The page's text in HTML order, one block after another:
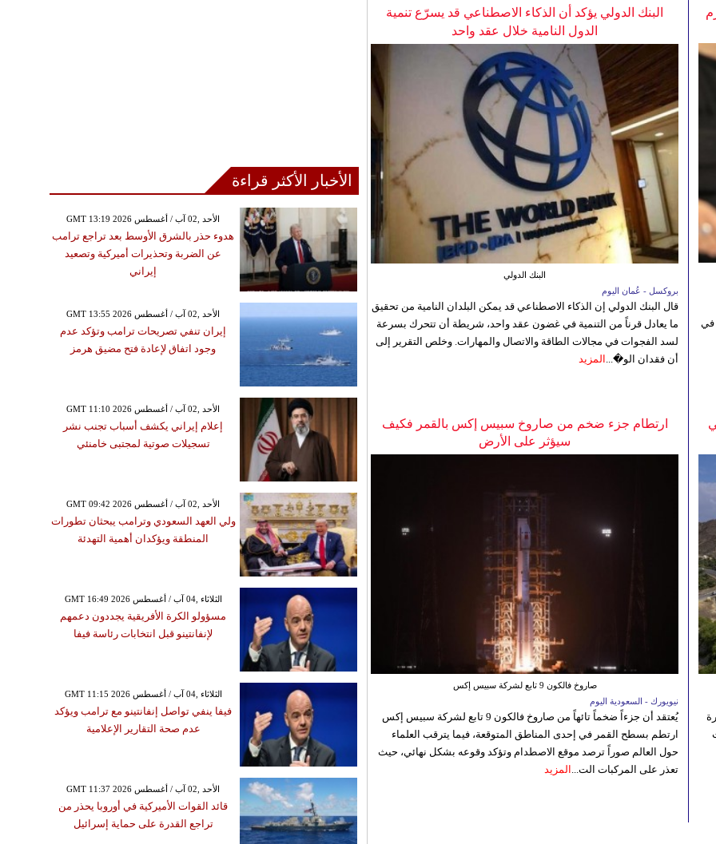
البنك الدولي يؤكد أن الذكاء الاصطناعي قد يسرّع تنمية
الدول النامية خلال عقد واحد
البنك الدولي
بروكسل - عُمان اليوم
قال البنك الدولي إن الذكاء الاصطناعي قد يمكن البلدان النامية من تحقيق
ما يعادل قرناً من التنمية في غضون عقد واحد، شريطة أن تتحرك بسرعة
لسد الفجوات في مجالات الطاقة والاتصال والمهارات. وخلص التقرير إلى
أن فقدان الو�... المزيد
في
ارتطام جزء ضخم من صاروخ سبيس إكس بالقمر فكيف
سيؤثر على الأرض
صاروخ فالكون 9 تابع لشركة سبيس إكس
نيويورك - السعودية اليوم
يُعتقد أن جزءاً ضخماً تائهاً من صاروخ فالكون 9 تابع لشركة سبيس إكس
ارتطم بسطح القمر في إحدى المناطق المتوقعة، فيما يترقب العلماء
حول العالم صوراً ترصد موقع الاصطدام وتؤكد وقوعه بشكل نهائي، حيث
تعذر على المركبات الت... المزيد
الأخبار الأكثر قراءة
GMT 13:19 2026 الأحد ,02 آب / أغسطس
هدوء حذر بالشرق الأوسط بعد تراجع ترامب
عن الضربة وتحذيرات أميركية وتصعيد
إيراني
GMT 13:55 2026 الأحد ,02 آب / أغسطس
إيران تنفي تصريحات ترامب وتؤكد عدم
وجود اتفاق لإعادة فتح مضيق هرمز
GMT 11:10 2026 الأحد ,02 آب / أغسطس
إعلام إيراني يكشف أسباب تجنب نشر
تسجيلات صوتية لمجتبى خامنئي
GMT 09:42 2026 الأحد ,02 آب / أغسطس
ولي العهد السعودي وترامب يبحثان تطورات
المنطقة ويؤكدان أهمية التهدئة
GMT 16:49 2026 الثلاثاء ,04 آب / أغسطس
مسؤولو الكرة الأفريقية يجددون دعمهم
لإنفانتينو قبل انتخابات رئاسة فيفا
GMT 11:15 2026 الثلاثاء ,04 آب / أغسطس
فيفا ينفي تواصل إنفانتينو مع ترامب ويؤكد
عدم صحة التقارير الإعلامية
GMT 11:37 2026 الأحد ,02 آب / أغسطس
قائد القوات الأميركية في أوروبا يحذر من
تراجع القدرة على حماية إسرائيل